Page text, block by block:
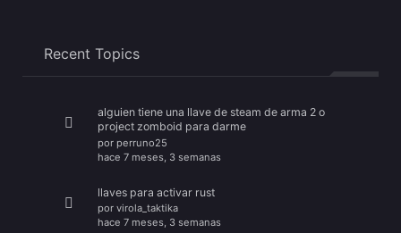
Recent Topics
alguien tiene una llave de steam de arma 2 o
project zomboid para darme
por perruno25
hace 7 meses, 3 semanas
llaves para activar rust
por virola_taktika
hace 7 meses, 3 semanas